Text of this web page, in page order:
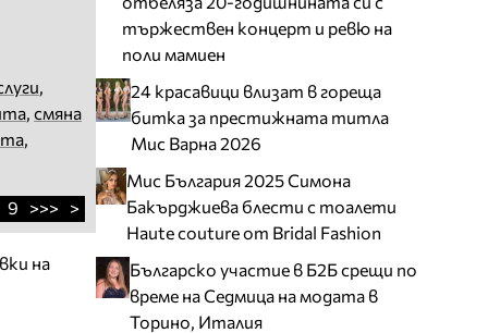
,
, смяна
,
9 >>> >
на
тържествен концерт и ревю на
поли мамиен
24 красавици влизат в гореща
битка за престижната титла
Мис Варна 2026
Мис България 2025 Симона
Бакърджиева блести с тоалети
Haute couture от Bridal Fashion
Българско участие в Б2Б срещи по
време на Седмица на модата в
Торино, Италия